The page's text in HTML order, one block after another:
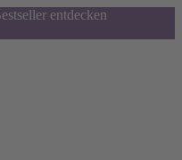
entdecken